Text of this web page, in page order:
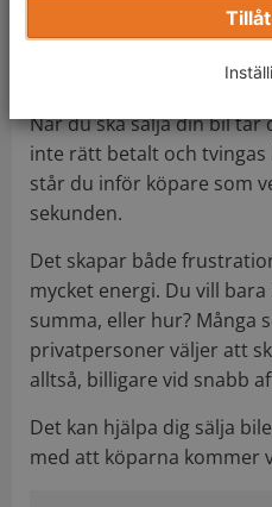
bilhandlaren kommer
annars. Det gäller att
part när du ska sätta rätt
När du ska sälja din bil
inte rätt betalt och tvingas
står du inför köpare som
sekunden.
Det skapar både
mycket energi. Du vill
summa, eller hur? Många
privatpersoner väljer att
alltså, billigare vid snabb
Det kan hjälpa dig sälja
med att köparna kommer